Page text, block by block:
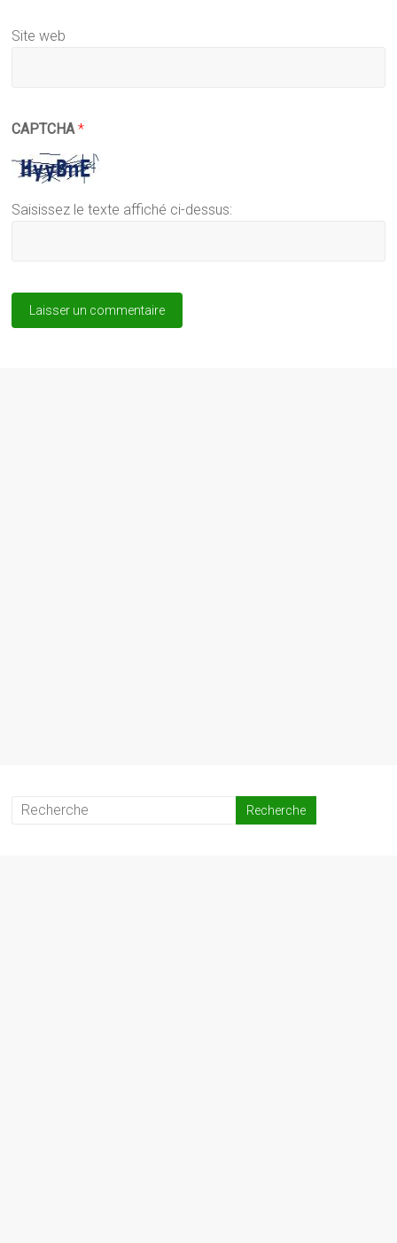
Site web
CAPTCHA*
Saisissez le texte affiché ci-dessus: